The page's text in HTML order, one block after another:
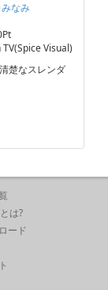
なみ
Visual)
楚なスレンダ
は?
ード